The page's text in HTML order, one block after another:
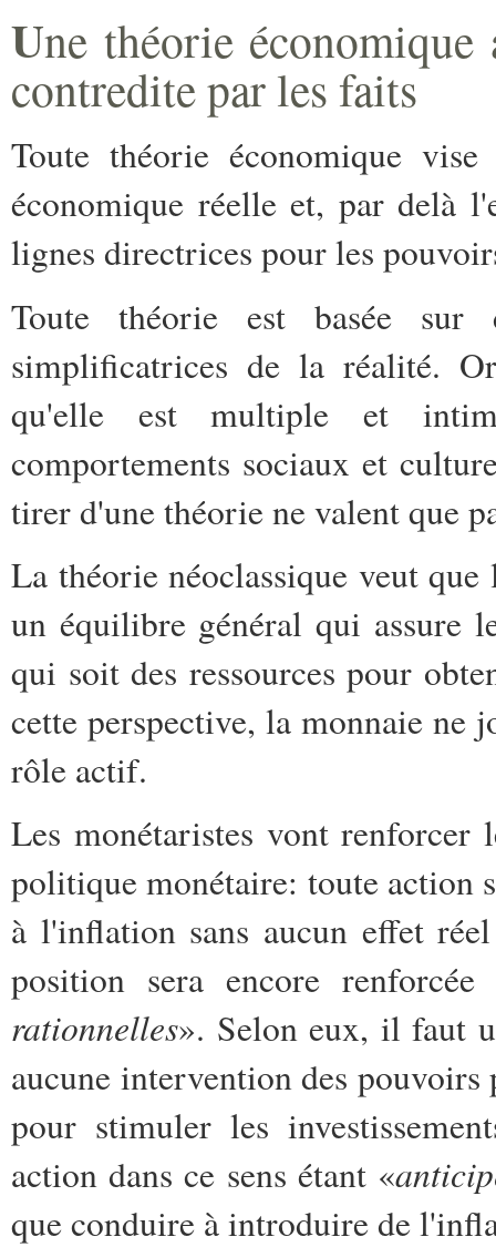
Une théorie
contredite par les faits
Toute théorie économique
économique réelle et, par delà
lignes directrices pour les
Toute théorie est basée sur
simplificatrices de la réalité.
qu'elle est multiple et
comportements sociaux et
tirer d'une théorie ne valent que
La théorie néoclassique veut
un équilibre général qui assure
qui soit des ressources pour
cette perspective, la monnaie ne
rôle actif.
Les monétaristes vont renforcer
politique monétaire: toute action
à l'inflation sans aucun effet
position sera encore
rationnelles». Selon eux, il faut
aucune intervention des
pour stimuler les
action dans ce sens étant «
que conduire à introduire de